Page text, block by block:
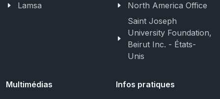
Lamsa
North America Office
Saint Joseph
University Foundation,
Beirut Inc. - États-
Unis
Multimédias Infos pratiques